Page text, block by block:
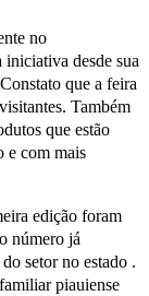
no
desde sua
que a feira
Também
que estão
e com mais
edição foram
número já
setor no estado .
piauiense